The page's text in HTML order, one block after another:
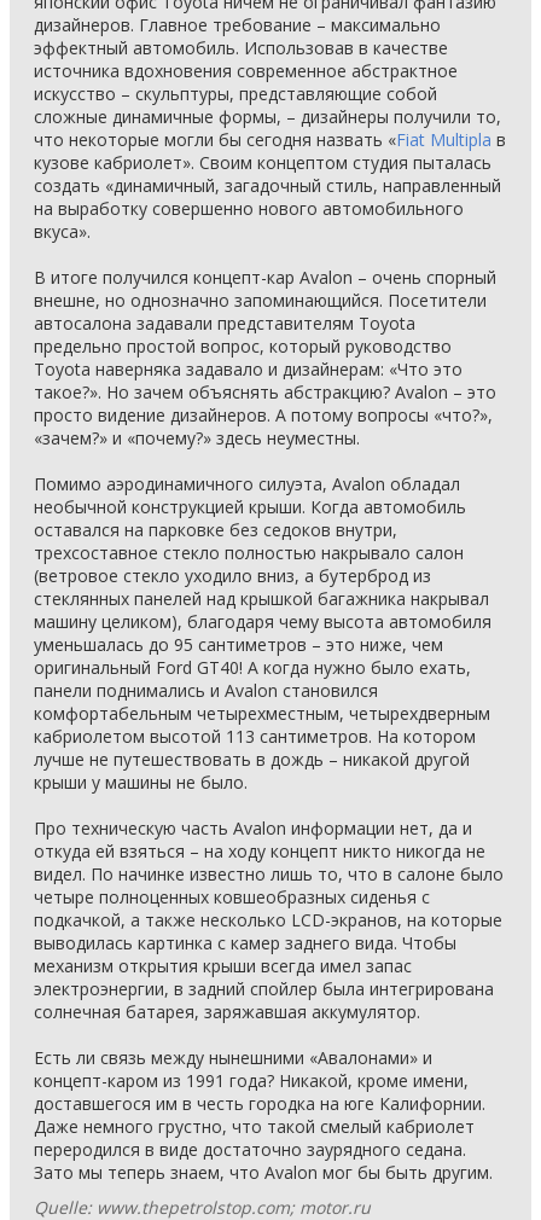
дизайнеров. Главное требование – максимально
эффектный автомобиль. Использовав в качестве
источника вдохновения современное абстрактное
искусство – скульптуры, представляющие собой
сложные динамичные формы, – дизайнеры получили то,
что некоторые могли бы сегодня назвать «Fiat Multipla в
кузове кабриолет». Своим концептом студия пыталась
создать «динамичный, загадочный стиль, направленный
на выработку совершенно нового автомобильного
вкуса».
В итоге получился концепт-кар Avalon – очень спорный
внешне, но однозначно запоминающийся. Посетители
автосалона задавали представителям Toyota
предельно простой вопрос, который руководство
Toyota наверняка задавало и дизайнерам: «Что это
такое?». Но зачем объяснять абстракцию? Avalon – это
просто видение дизайнеров. А потому вопросы «что?»,
«зачем?» и «почему?» здесь неуместны.
Помимо аэродинамичного силуэта, Avalon обладал
необычной конструкцией крыши. Когда автомобиль
оставался на парковке без седоков внутри,
трехсоставное стекло полностью накрывало салон
(ветровое стекло уходило вниз, а бутерброд из
стеклянных панелей над крышкой багажника накрывал
машину целиком), благодаря чему высота автомобиля
уменьшалась до 95 сантиметров – это ниже, чем
оригинальный Ford GT40! А когда нужно было ехать,
панели поднимались и Avalon становился
комфортабельным четырехместным, четырехдверным
кабриолетом высотой 113 сантиметров. На котором
лучше не путешествовать в дождь – никакой другой
крыши у машины не было.
Про техническую часть Avalon информации нет, да и
откуда ей взяться – на ходу концепт никто никогда не
видел. По начинке известно лишь то, что в салоне было
четыре полноценных ковшеобразных сиденья с
подкачкой, а также несколько LCD-экранов, на которые
выводилась картинка с камер заднего вида. Чтобы
механизм открытия крыши всегда имел запас
электроэнергии, в задний спойлер была интегрирована
солнечная батарея, заряжавшая аккумулятор.
Есть ли связь между нынешними «Авалонами» и
концепт-каром из 1991 года? Никакой, кроме имени,
доставшегося им в честь городка на юге Калифорнии.
Даже немного грустно, что такой смелый кабриолет
переродился в виде достаточно заурядного седана.
Зато мы теперь знаем, что Avalon мог бы быть другим.
Quelle: www.thepetrolstop.com; motor.ru